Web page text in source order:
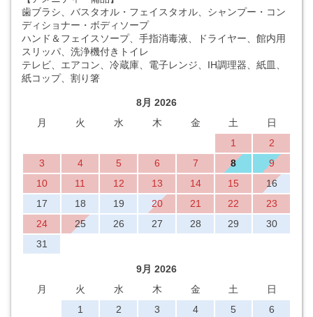
歯ブラシ、バスタオル・フェイスタオル、シャンプー・コン
ディショナー・ボディソープ
ハンド＆フェイスソープ、手指消毒液、ドライヤー、館内用
スリッパ、洗浄機付きトイレ
テレビ、エアコン、冷蔵庫、電子レンジ、IH調理器、紙皿、
紙コップ、割り箸
8月 2026
月
火 水 木 金 土
日
1
2
3
4 5 6 7 8
9
10
11 12 13 14 15
16
17
18 19 20 21 22
23
24
25 26 27 28 29
30
31
9月 2026
月
火 水 木 金 土
日
1
2 3 4 5 6